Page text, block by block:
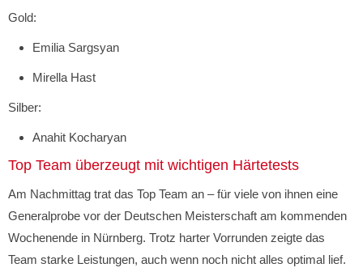
Gold:
Emilia Sargsyan
Mirella Hast
Silber:
Anahit Kocharyan
Top Team überzeugt mit wichtigen Härtetests
Am Nachmittag trat das Top Team an – für viele von ihnen eine
Generalprobe vor der Deutschen Meisterschaft am kommenden
Wochenende in Nürnberg. Trotz harter Vorrunden zeigte das
Team starke Leistungen, auch wenn noch nicht alles optimal lief.